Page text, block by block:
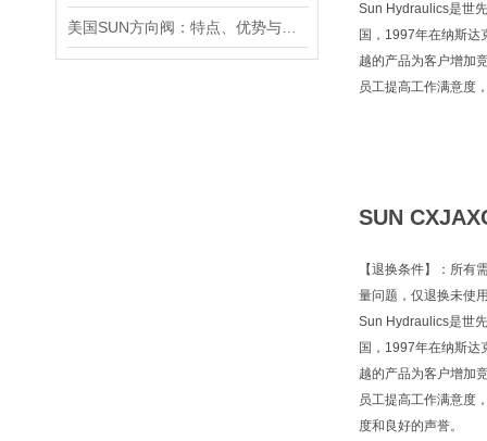
Sun Hydraulics是世
国，1997年在纳斯达
越的产品为客户增加
员工提高工作满意度
SUN
【退换条件】：所
量问题，仅退换未使
Sun Hydraulics是世
国，1997年在纳斯达
越的产品为客户增加
员工提高工作满意度
度和良好的声誉。